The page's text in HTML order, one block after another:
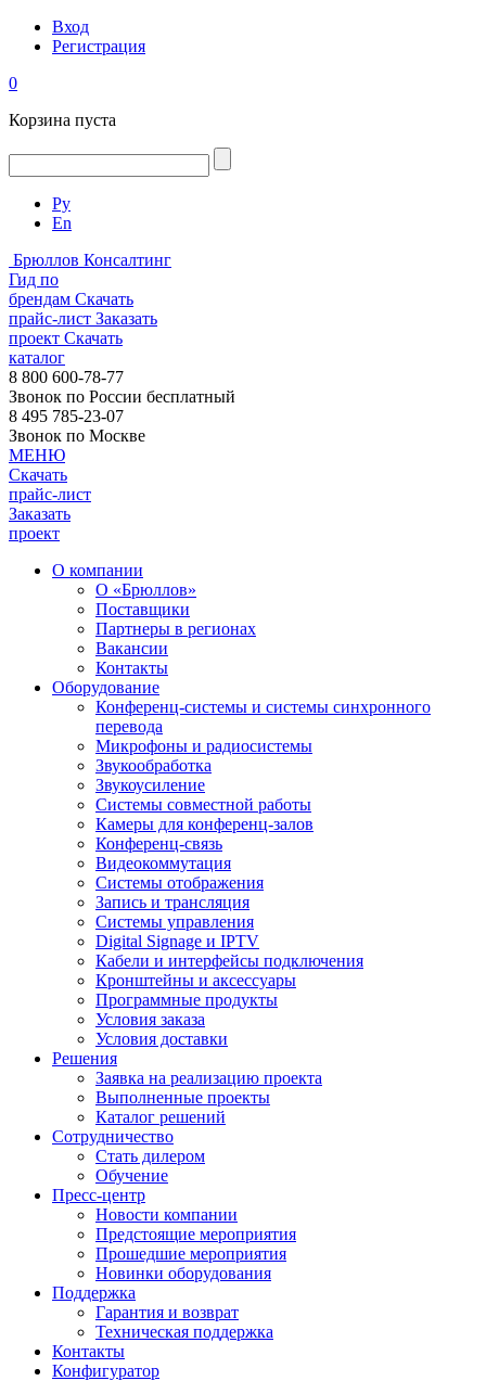
Вход
Регистрация
0
Корзина пуста
Ру
En
Брюллов Консалтинг
Гид по
брендам Скачать
прайс-лист Заказать
проект Скачать
каталог
8 800 600-78-77
Звонок по России бесплатный
8 495 785-23-07
Звонок по Москве
МЕНЮ
Скачать
прайс-лист
Заказать
проект
О компании
О «Брюллов»
Поставщики
Партнеры в регионах
Вакансии
Контакты
Оборудование
Конференц-системы и системы синхронного
перевода
Микрофоны и радиосистемы
Звукообработка
Звукоусиление
Системы совместной работы
Камеры для конференц-залов
Конференц-связь
Видеокоммутация
Системы отображения
Запись и трансляция
Системы управления
Digital Signage и IPTV
Кабели и интерфейсы подключения
Кронштейны и аксессуары
Программные продукты
Условия заказа
Условия доставки
Решения
Заявка на реализацию проекта
Выполненные проекты
Каталог решений
Сотрудничество
Стать дилером
Обучение
Пресс-центр
Новости компании
Предстоящие мероприятия
Прошедшие мероприятия
Новинки оборудования
Поддержка
Гарантия и возврат
Техническая поддержка
Контакты
Конфигуратор